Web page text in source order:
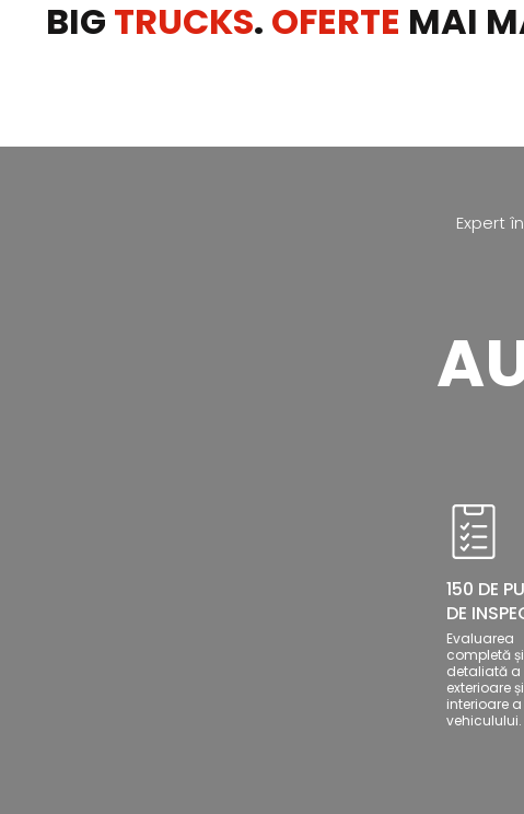
BIG TRUCKS. OFERTE MAI
Expert
150 DE
DE
Evaluarea
completă și
detaliată a
exterioare și
interioare a
vehiculului.